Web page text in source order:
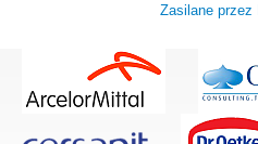
Zasilane przez